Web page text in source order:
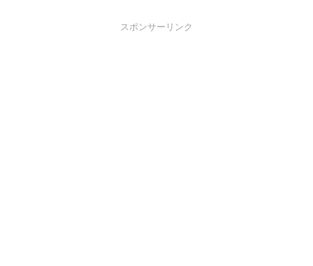
スポンサーリンク